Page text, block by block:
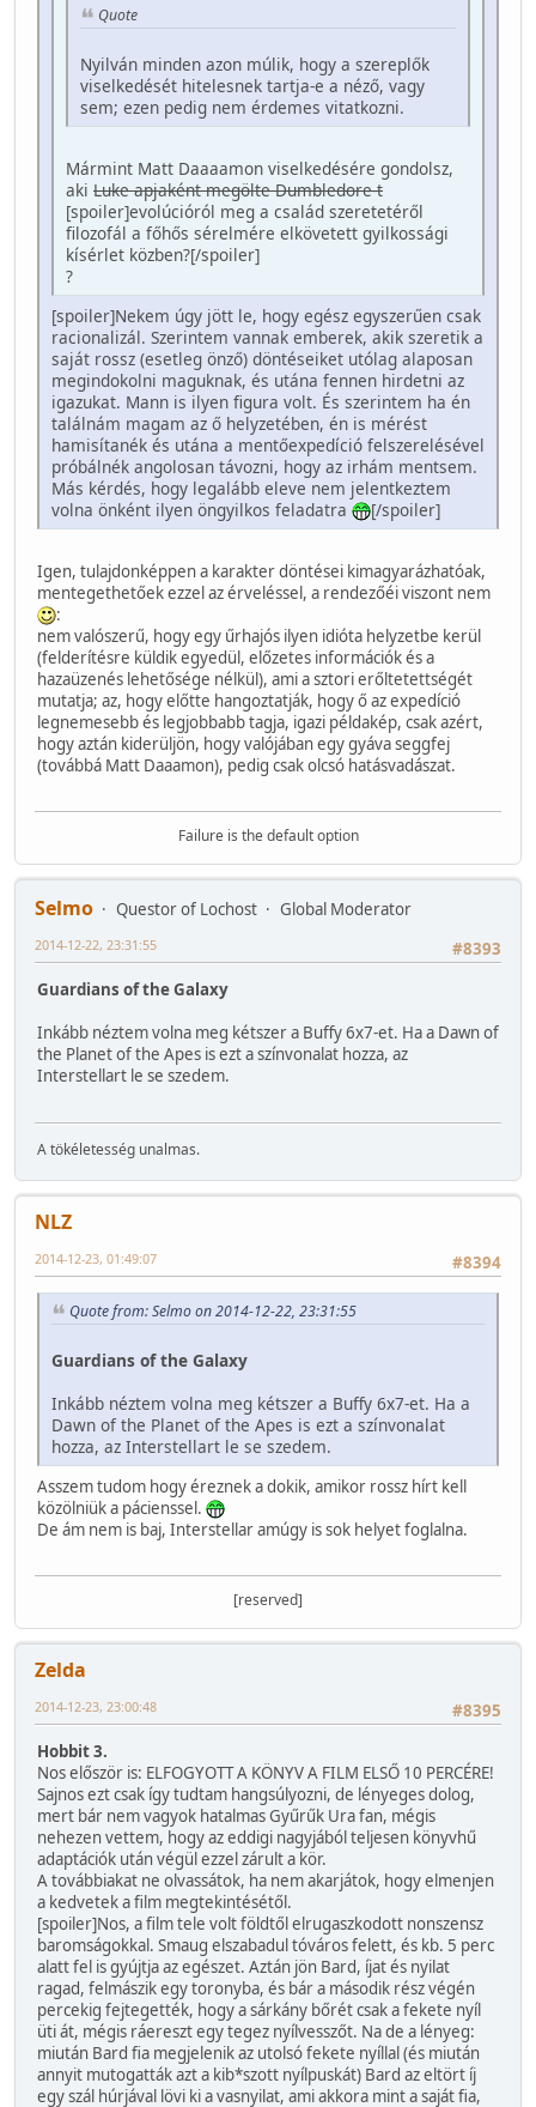
Quote
Nyilván minden azon múlik, hogy a szereplők
viselkedését hitelesnek tartja-e a néző, vagy
sem; ezen pedig nem érdemes vitatkozni.
Mármint Matt Daaaamon viselkedésére gondolsz,
aki Luke apjaként megölte Dumbledore-t
[spoiler]evolúcióról meg a család szeretetéről
filozofál a főhős sérelmére elkövetett gyilkossági
kísérlet közben?[/spoiler]
?
[spoiler]Nekem úgy jött le, hogy egész egyszerűen csak
racionalizál. Szerintem vannak emberek, akik szeretik a
saját rossz (esetleg önző) döntéseiket utólag alaposan
megindokolni maguknak, és utána fennen hirdetni az
igazukat. Mann is ilyen figura volt. És szerintem ha én
találnám magam az ő helyzetében, én is mérést
hamisítanék és utána a mentőexpedíció felszerelésével
próbálnék angolosan távozni, hogy az irhám mentsem.
Más kérdés, hogy legalább eleve nem jelentkeztem
volna önként ilyen öngyilkos feladatra
[/spoiler]
Igen, tulajdonképpen a karakter döntései kimagyarázhatóak,
mentegethetőek ezzel az érveléssel, a rendezőéi viszont nem
:
nem valószerű, hogy egy űrhajós ilyen idióta helyzetbe kerül
(felderítésre küldik egyedül, előzetes információk és a
hazaüzenés lehetősége nélkül), ami a sztori erőltetettségét
mutatja; az, hogy előtte hangoztatják, hogy ő az expedíció
legnemesebb és legjobbabb tagja, igazi példakép, csak azért,
hogy aztán kiderüljön, hogy valójában egy gyáva seggfej
(továbbá Matt Daaamon), pedig csak olcsó hatásvadászat.
Failure is the default option
Selmo Questor of Lochost
Global Moderator
#8393
2014-12-22, 23:31:55
Guardians of the Galaxy
Inkább néztem volna meg kétszer a Buffy 6x7-et. Ha a Dawn of
the Planet of the Apes is ezt a színvonalat hozza, az
Interstellart le se szedem.
A tökéletesség unalmas.
NLZ
#8394
2014-12-23, 01:49:07
Quote from: Selmo on 2014-12-22, 23:31:55
Guardians of the Galaxy
Inkább néztem volna meg kétszer a Buffy 6x7-et. Ha a
Dawn of the Planet of the Apes is ezt a színvonalat
hozza, az Interstellart le se szedem.
Asszem tudom hogy éreznek a dokik, amikor rossz hírt kell
közölniük a pácienssel.
De ám nem is baj, Interstellar amúgy is sok helyet foglalna.
[reserved]
Zelda
#8395
2014-12-23, 23:00:48
Hobbit 3.
Nos először is: ELFOGYOTT A KÖNYV A FILM ELSŐ 10 PERCÉRE!
Sajnos ezt csak így tudtam hangsúlyozni, de lényeges dolog,
mert bár nem vagyok hatalmas Gyűrűk Ura fan, mégis
nehezen vettem, hogy az eddigi nagyjából teljesen könyvhű
adaptációk után végül ezzel zárult a kör.
A továbbiakat ne olvassátok, ha nem akarjátok, hogy elmenjen
a kedvetek a film megtekintésétől.
[spoiler]Nos, a film tele volt földtől elrugaszkodott nonszensz
baromságokkal. Smaug elszabadul tóváros felett, és kb. 5 perc
alatt fel is gyújtja az egészet. Aztán jön Bard, íjat és nyilat
ragad, felmászik egy toronyba, és bár a második rész végén
percekig fejtegették, hogy a sárkány bőrét csak a fekete nyíl
üti át, mégis ráereszt egy tegez nyílvesszőt. Na de a lényeg:
miután Bard fia megjelenik az utolsó fekete nyíllal (és miután
annyit mutogatták azt a kib*szott nyílpuskát) Bard az eltört íj
egy szál húrjával lövi ki a vasnyilat, ami akkora mint a saját fia,